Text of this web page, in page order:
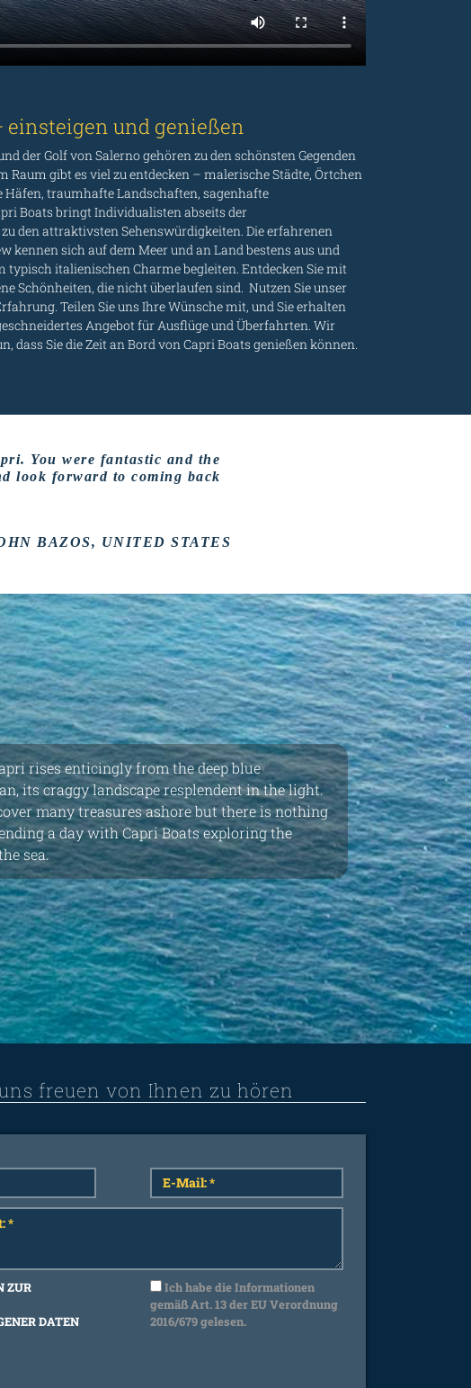
einsteigen und genießen
der Golf von Salerno gehören zu den schönsten Gegenden
Raum gibt es viel zu entdecken – malerische Städte, Örtchen
Häfen, traumhafte Landschaften, sagenhafte
Boats bringt Individualisten abseits der
den attraktivsten Sehenswürdigkeiten. Die erfahrenen
kennen sich auf dem Meer und an Land bestens aus und
typisch italienischen Charme begleiten. Entdecken Sie mit
Schönheiten, die nicht überlaufen sind. Nutzen Sie unser
Teilen Sie uns Ihre Wünsche mit, und Sie erhalten
Angebot für Ausflüge und Überfahrten. Wir
dass Sie die Zeit an Bord von Capri Boats genießen können.
You were fantastic and the
look forward to coming back
BAZOS, UNITED STATES
rises enticingly from the deep blue
its craggy landscape resplendent in the light.
many treasures ashore but there is nothing
a day with Capri Boats exploring the
sea.
freuen von Ihnen zu hören
ZUR
DATEN
gemäß Art. 13 der EU Verordnung
2016/679 gelesen.